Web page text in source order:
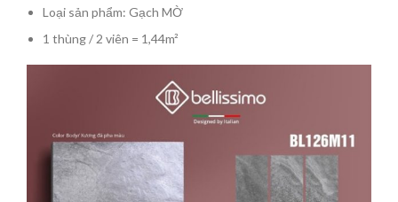
Loại sản phẩm: Gạch MỜ
1 thùng / 2 viên = 1,44m²